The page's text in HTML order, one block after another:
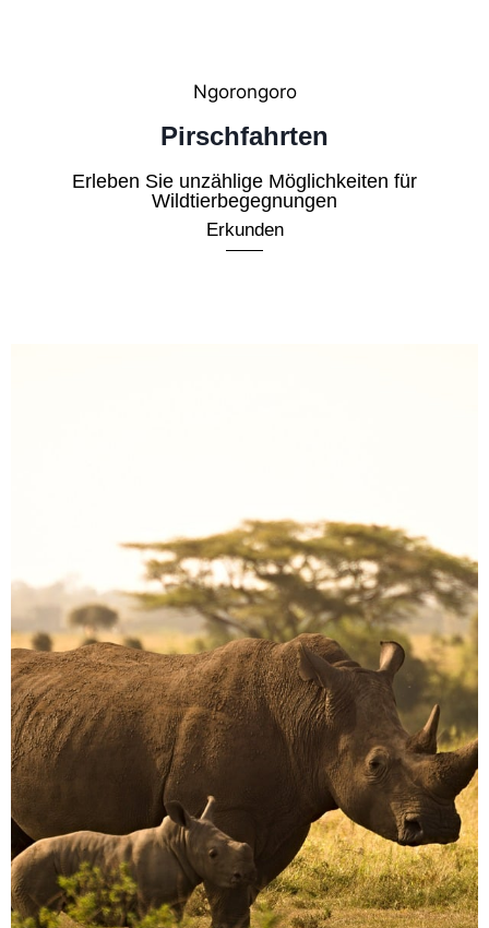
Ngorongoro
Pirschfahrten
Erleben Sie unzählige Möglichkeiten für
Wildtierbegegnungen
Erkunden